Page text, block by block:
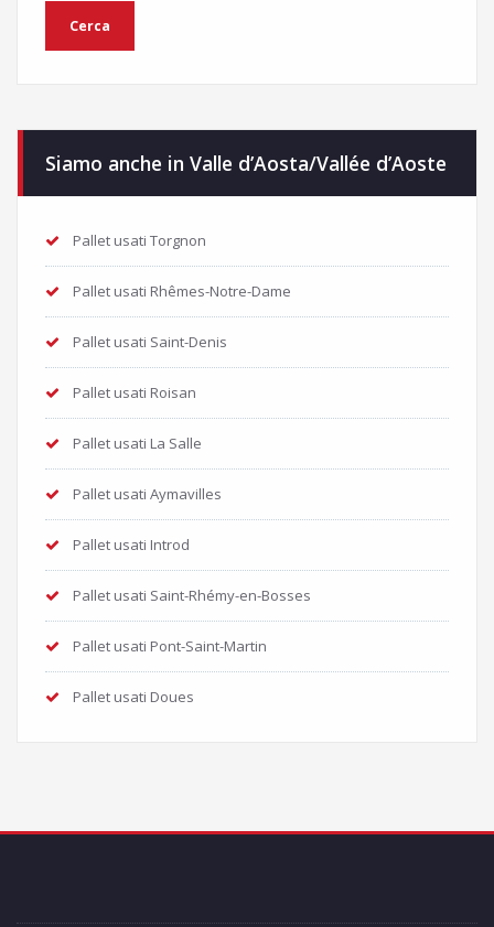
Siamo anche in Valle d’Aosta/Vallée d’Aoste
Pallet usati Torgnon
Pallet usati Rhêmes-Notre-Dame
Pallet usati Saint-Denis
Pallet usati Roisan
Pallet usati La Salle
Pallet usati Aymavilles
Pallet usati Introd
Pallet usati Saint-Rhémy-en-Bosses
Pallet usati Pont-Saint-Martin
Pallet usati Doues